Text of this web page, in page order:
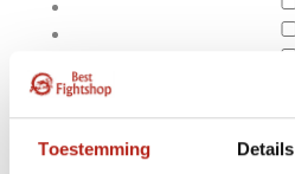
Toestemming Details